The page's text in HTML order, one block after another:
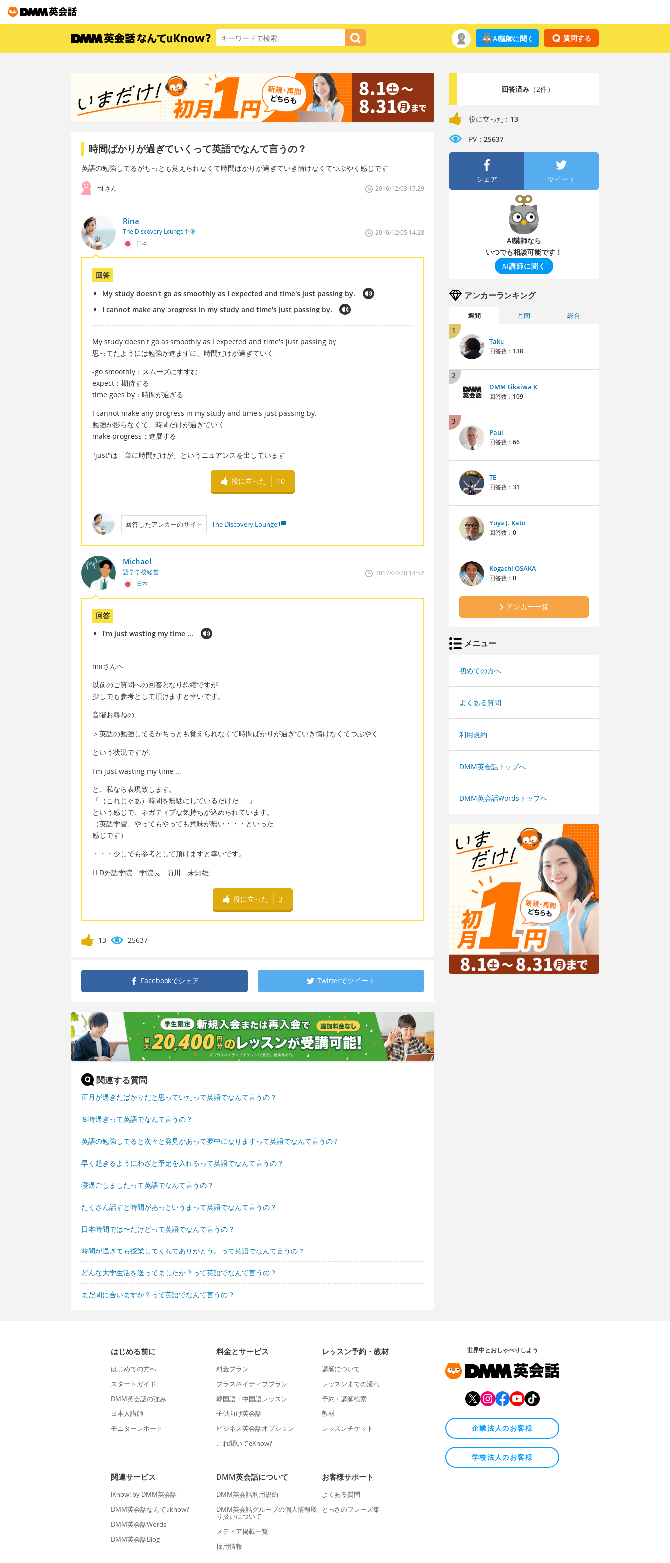
質問する
AI講師に聞く
時間ばかりが過ぎていくって英語でなんて言うの？
英語の勉強してるがちっとも覚えられなくて時間ばかりが過ぎていき情けなくてつぶやく感じです
miiさん 2016/12/03 17:29
Rina
The Discovery Lounge主催
日本
2016/12/05 14:28
回答
My study doesn't go as smoothly as I expected and time's just passing by.
I cannot make any progress in my study and time's just passing by.
My study doesn't go as smoothly as I expected and time's just passing by.
思ってたようには勉強が進まずに、時間だけが過ぎていく
-go smoothly：スムーズにすすむ
expect：期待する
time goes by：時間が過ぎる
I cannot make any progress in my study and time's just passing by.
勉強が捗らなくて、時間だけが過ぎていく
make progress：進展する
"just"は「単に時間だけが」というニュアンスを出しています
役に立った 10
回答したアンカーのサイト The Discovery Lounge
Michael
語学学校経営
日本
2017/04/20 14:52
回答
I'm just wasting my time ...
miiさんへ
以前のご質問への回答となり恐縮ですが
少しでも参考として頂けますと幸いです。
音階お尋ねの、
＞英語の勉強してるがちっとも覚えられなくて時間ばかりが過ぎていき情けなくてつぶやく
という状況ですが、
I'm just wasting my time ...
と、私なら表現致します。
「（これじゃあ）時間を無駄にしているだけだ ... 」
という感じで、ネガティブな気持ちが込められています。
（英語学習、やってもやっても意味が無い・・・といった
感じです）
・・・少しでも参考として頂けますと幸いです。
LLD外語学院 学院長 前川 未知雄
役に立った 3
13 25637
Facebookでシェア Twitterでツイート
関連する質問
正月が過ぎたばかりだと思っていたって英語でなんて言うの？
８時過ぎって英語でなんて言うの？
英語の勉強してると次々と発見があって夢中になりますって英語でなんて言うの？
早く起きるようにわざと予定を入れるって英語でなんて言うの？
寝過ごしましたって英語でなんて言うの？
たくさん話すと時間があっというまって英語でなんて言うの？
日本時間では〜だけどって英語でなんて言うの？
時間が過ぎても授業してくれてありがとう。って英語でなんて言うの？
どんな大学生活を送ってましたか？って英語でなんて言うの？
まだ間に合いますか？って英語でなんて言うの？
回答済み（2件）
役に立った： 13
PV： 25637
シェア ツイート
AI講師なら
いつでも相談可能です！
AI講師に聞く
アンカーランキング
週間 月間 総合
1
Taku
回答数： 138
2
DMM Eikaiwa K
回答数： 109
3
Paul
回答数： 66
TE
回答数： 31
Yuya J. Kato
回答数： 0
Kogachi OSAKA
回答数： 0
アンカー一覧
メニュー
初めての方へ
よくある質問
利用規約
DMM英会話トップへ
DMM英会話Wordsトップへ
はじめる前に
はじめての方へ
スタートガイド
DMM英会話の強み
日本人講師
モニターレポート
料金とサービス
料金プラン
プラスネイティブプラン
韓国語・中国語レッスン
子供向け英会話
ビジネス英会話オプション
これ聞いてeKnow?
レッスン予約・教材
講師について
レッスンまでの流れ
予約・講師検索
教材
レッスンチケット
関連サービス
iKnow! by DMM英会話
DMM英会話なんてuknow?
DMM英会話Words
DMM英会話Blog
DMM英会話について
DMM英会話利用規約
DMM英会話グループの個人情報取
り扱いについて
メディア掲載一覧
採用情報
お客様サポート
よくある質問
とっさのフレーズ集
世界中とおしゃべりしよう
企業法人のお客様
学校法人のお客様